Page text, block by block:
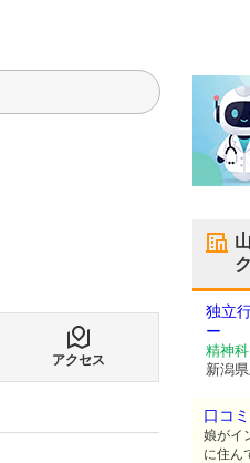
アクセス
ク
独立
ー
精神
新潟
口コ
娘がイ
に住ん